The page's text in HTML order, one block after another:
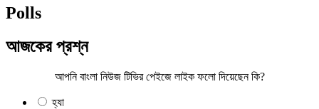
Polls
আজকের প্রশ্ন
আপনি বাংলা নিউজ টিভির পেইজে লাইক ফলো দিয়েছেন কি?
হ্যা